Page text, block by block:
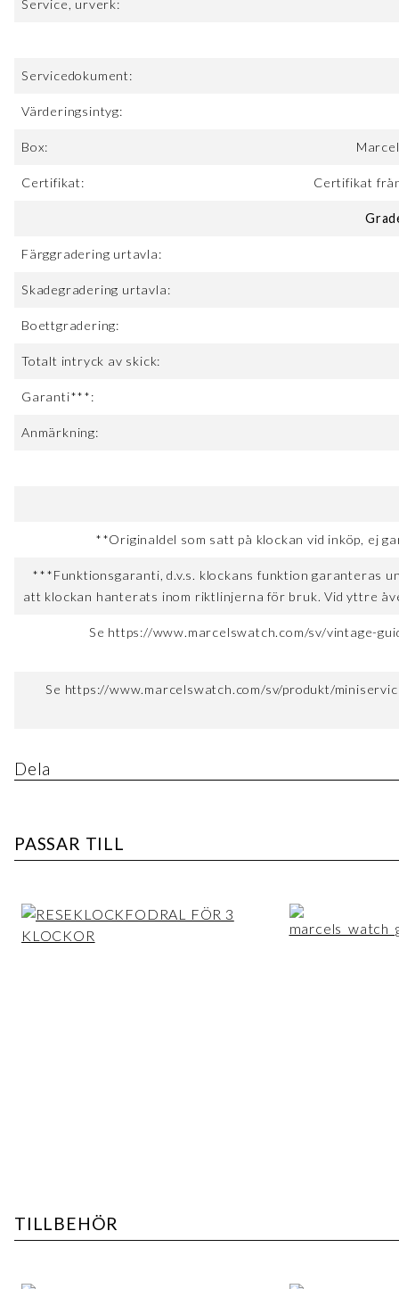
Service, urverk:
Servicedokument:
Värderingsintyg:
Box:
Certifikat: Certifikat
Färggradering urtavla:
Skadegradering urtavla:
Boettgradering:
Totalt intryck av skick:
Garanti***:
Anmärkning:
**Originaldel som satt på klockan vid inköp, ej
***Funktionsgaranti, d.v.s. klockans funktion garanteras
att klockan hanterats inom riktlinjerna för bruk. Vid yttre
Se https://www.marcelswatch.com/sv/vintage-
Se https://www.marcelswatch.com/sv/produkt/
Dela
PASSAR TILL
TILLBEHÖR